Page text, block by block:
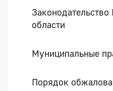
области
Муниципальные
Порядок